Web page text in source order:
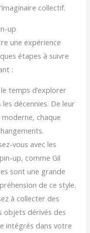
collectif.
up
une expérience
étapes à suivre
:
temps d’explorer
décennies. De leur
moderne, chaque
vous avec les
up, comme Gil
sont une grande
de ce style.
à collecter des
objets dérivés des
intégrés dans votre